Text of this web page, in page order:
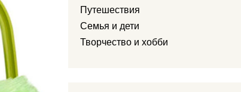
Путешествия
Семья и дети
Творчество и хобби